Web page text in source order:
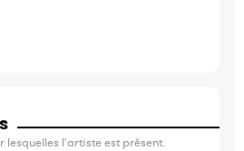
lesquelles l'artiste est présent.